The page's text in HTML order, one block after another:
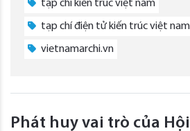
tạp chí kiến trúc việt nam
tạp chí điện tử kiến trúc việt nam
vietnamarchi.vn
Phát huy vai trò của